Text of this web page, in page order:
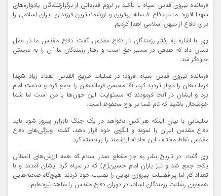
فرمانده نیروی قدس سپاه با تأکید بر لزوم قدردانی از برگزارکنندگان یادواره‌های
شهدا افزود: ما در دفاع 8 ساله بهترین و ارزشمند‌ترین فرزندان ایران اسلامی را
برای دفاع از میهن اسلامی اهدا کردیم.
وی با اشاره به رفتار رزمندگان در دفاع مقدس گفت: دفاع مقدس ما در عمل
نشان داد که هدفی در مسیر حق است و رفتار رزمندگان ما آن را به درستی
جلوه‌گر شد.
فرمانده نیروی قدس سپاه افزود: در عملیات طریق القدس تعداد زیاد شهدا
فرماندهان را دچار تردید کرد، آقا محسن فرماندهان را جمع کرد و خدمت امام
برد و ایشان در آنجا فرمودند که مسئولیت این خون‌ها با من است اما شما
خوشحال باشید که نام شما بر لوح محفوظ است.
سلیمانی با بیان اینکه هر کس بخواهد در یک جنگ نابرابر پیروز شود باید
دفاع مقدس ایران را نمونه و الگوی خود قرار دهد، گفت: ویژگی‌های دفاع
مقدس نقاط مختلف این حادثه ارزشمند را برجسته کرد.
وی گفت: در تاریخ بشر به جز مقطع صدر اسلام که همه ارزش‌های انسانی
یکجا جمع شد و نیز یاران امام حسین(ع) که در سپاه گرد ایشان آمدند و با
تعداد کم اما پر فضیلت پیروزی نهایی را نصیب خود کردند هیچ‌گاه صحنه‌‌هایی
همچون رشادت رزمندگان اسلام در دوران دفاع مقدس را شاهد نبوده‌ایم.